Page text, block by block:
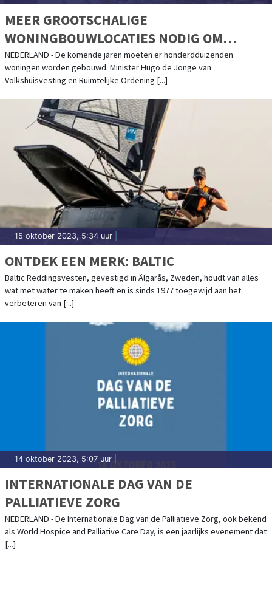
MEER GROOTSCHALIGE
WONINGBOUWLOCATIES NODIG OM
TOEKOMSTIG WONINGTEKORT OP TE
LOSSEN
NEDERLAND - De komende jaren moeten er honderdduizenden
woningen worden gebouwd. Minister Hugo de Jonge van
Volkshuisvesting en Ruimtelijke Ordening [...]
15 oktober 2023, 5:34 uur
ONTDEK EEN MERK: BALTIC
Baltic Reddingsvesten, gevestigd in Älgarås, Zweden, houdt van alles
wat met water te maken heeft en is sinds 1977 toegewijd aan het
verbeteren van [...]
14 oktober 2023, 5:07 uur
INTERNATIONALE DAG VAN DE
PALLIATIEVE ZORG
NEDERLAND - De Internationale Dag van de Palliatieve Zorg, ook bekend
als World Hospice and Palliative Care Day, is een jaarlijks evenement dat
[...]